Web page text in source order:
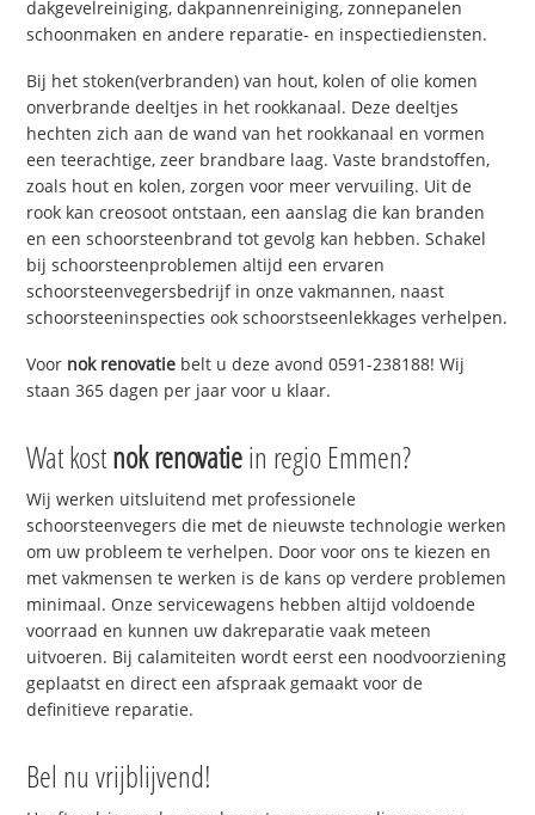
dakgevelreiniging, dakpannenreiniging, zonnepanelen
schoonmaken en andere reparatie- en inspectiediensten.
Bij het stoken(verbranden) van hout, kolen of olie komen
onverbrande deeltjes in het rookkanaal. Deze deeltjes
hechten zich aan de wand van het rookkanaal en vormen
een teerachtige, zeer brandbare laag. Vaste brandstoffen,
zoals hout en kolen, zorgen voor meer vervuiling. Uit de
rook kan creosoot ontstaan, een aanslag die kan branden
en een schoorsteenbrand tot gevolg kan hebben. Schakel
bij schoorsteenproblemen altijd een ervaren
schoorsteenvegersbedrijf in onze vakmannen, naast
schoorsteeninspecties ook schoorstseenlekkages verhelpen.
Voor nok renovatie belt u deze avond 0591-238188! Wij
staan 365 dagen per jaar voor u klaar.
Wat kostnok renovatiein regio Emmen?
Wij werken uitsluitend met professionele
schoorsteenvegers die met de nieuwste technologie werken
om uw probleem te verhelpen. Door voor ons te kiezen en
met vakmensen te werken is de kans op verdere problemen
minimaal. Onze servicewagens hebben altijd voldoende
voorraad en kunnen uw dakreparatie vaak meteen
uitvoeren. Bij calamiteiten wordt eerst een noodvoorziening
geplaatst en direct een afspraak gemaakt voor de
definitieve reparatie.
Bel nu vrijblijvend!